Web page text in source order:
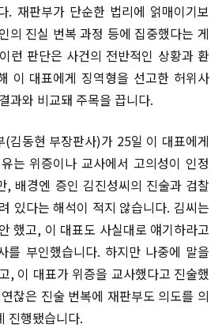
. 재판부가 단순한 법리에 얽매이기보
의 진실 번복 과정 등에 집중했다는 게
런 판단은 사건의 전반적인 상황과 환
이 대표에게 징역형을 선고한 허위사
과와 비교돼 주목을 끕니다.
김동현 부장판사)가 25일 이 대표에게
는 위증이나 교사에서 고의성이 인정
, 배경엔 증인 김진성씨의 진술과 검찰
있다는 해석이 적지 않습니다. 김씨는
했고, 이 대표도 사실대로 얘기하라고
를 부인했습니다. 하지만 나중에 말을
, 이 대표가 위증을 교사했다고 진술했
찮은 진술 번복에 재판부도 의도를 의
진행됐습니다.